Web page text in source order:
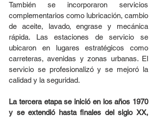
También se incorporaron servicios
complementarios como lubricación, cambio
de aceite, lavado, engrase y mecánica
rápida. Las estaciones de servicio se
ubicaron en lugares estratégicos como
carreteras, avenidas y zonas urbanas. El
servicio se profesionalizó y se mejoró la
calidad y la seguridad.
La tercera etapa se inició en los años 1970
y se extendió hasta finales del siglo XX,